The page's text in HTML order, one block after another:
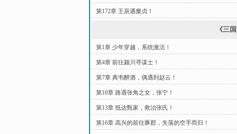
第172章 王辰遇糜贞！
《三
第1章 少年穿越，系统激活！
第4章 前往颍川寻谋士！
第7章 典韦醉酒，偶遇到赵云！
第10章 路遇张角之女，张宁！
第13章 抵达甄家，救治张氏！
第16章 高兴的前往豚郡，失落的空手而归！